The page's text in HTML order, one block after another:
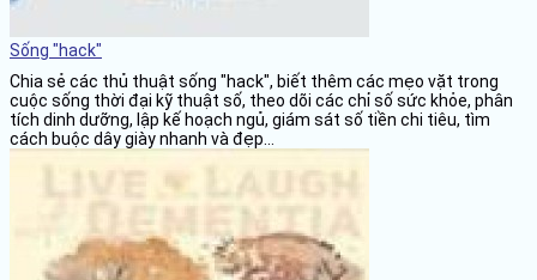
Sống "hack"
Chia sẻ các thủ thuật sống "hack", biết thêm các mẹo vặt trong
cuộc sống thời đại kỹ thuật số, theo dõi các chỉ số sức khỏe, phân
tích dinh dưỡng, lập kế hoạch ngủ, giám sát số tiền chi tiêu, tìm
cách buộc dây giày nhanh và đẹp...